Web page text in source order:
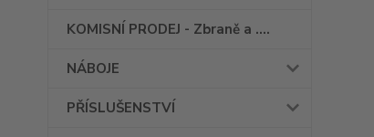
KOMISNÍ PRODEJ - Zbraně a ....
NÁBOJE
PŘÍSLUŠENSTVÍ